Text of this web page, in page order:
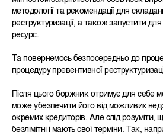
методології та рекомендації для
реструктуризації, а також запустити
ресурс.
Та повернемось безпосередньо до
процедуру превентивної
Після цього боржник отримує для себе
може убезпечити його від можливих
окремих кредиторів. Але слід розуміти,
безлімітні і мають свої терміни. Так,